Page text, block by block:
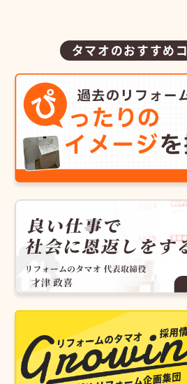
タマオのおすすめ